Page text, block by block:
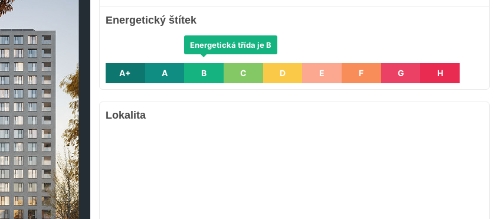
Energetický štítek
A+ A B
Energetická třída je B
C D E F G H
Lokalita